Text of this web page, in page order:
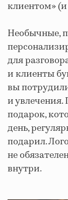
клиентом»
Необычные,
для
и клиенты
вы
и
подарок,
день,
подарил.
не
внутри.